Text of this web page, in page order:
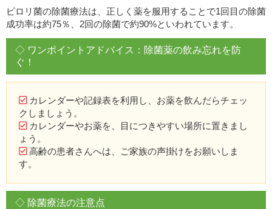
ピロリ菌の除菌療法は、正しく薬を服用することで1回目の除菌
成功率は約75％、2回の除菌で約90%といわれています。
◇ ワンポイントアドバイス：除菌薬の飲み忘れを防
ぐ！
カレンダーや記録表を利用し、お薬を飲んだらチェッ
クしましょう。
カレンダーやお薬を、目につきやすい場所に置きまし
ょう。
高齢の患者さんへは、ご家族の声掛けをお願いしま
す。
◇ 除菌療法の注意点